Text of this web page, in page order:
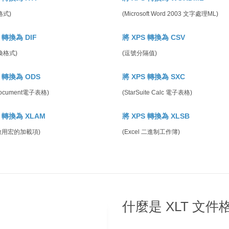
式) (Microsoft Word 2003 文字處理ML)
換為 DIF
格式)
將 XPS 轉換為 CSV
(逗號分隔值)
換為 ODS
電子表格)
將 XPS 轉換為 SXC
(StarSuite Calc 電子表格)
轉換為 XLAM
宏的加載項)
將 XPS 轉換為 XLSB
(Excel 二進制工作簿)
什麼是 XLT 文件